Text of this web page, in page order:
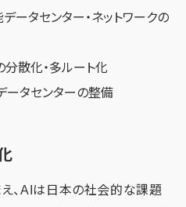
ータセンター・ネットワークの
散化・多ルート化
ータセンターの整備
、AIは日本の社会的な課題